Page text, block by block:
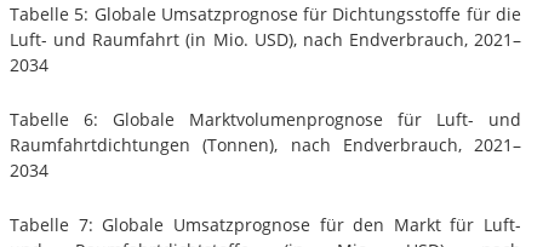
Tabelle 5: Globale Umsatzprognose für Dichtungsstoffe für die
Luft- und Raumfahrt (in Mio. USD), nach Endverbrauch, 2021–
2034
Tabelle 6: Globale Marktvolumenprognose für Luft- und
Raumfahrtdichtungen (Tonnen), nach Endverbrauch, 2021–
2034
Tabelle 7: Globale Umsatzprognose für den Markt für Luft-